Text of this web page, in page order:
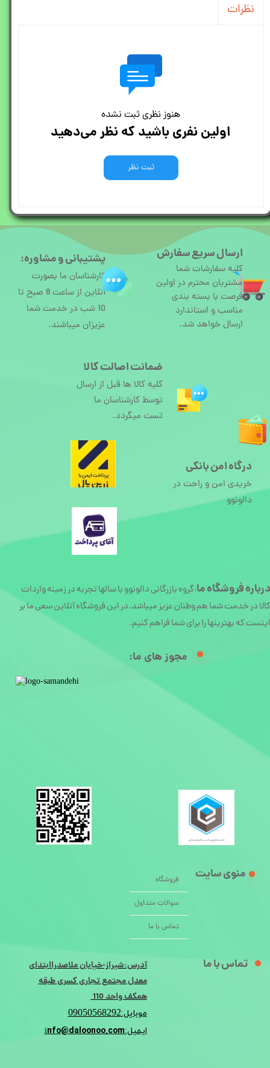
نظرات
هنوز نظری ثبت نشده
اولین نفری باشید که نظر می‌دهید
ثبت نظر
ارسال سریع سفارش
کلیه سفارشات شما
مشتریان محترم در اولین
فرصت با بسته بندی
مناسب و استاندارد
ارسال خواهد شد.
دربارهفروشگاه ما:گروه بازرگانی دالونوو با سالها تجربه در زمینه واردات
کالا در خدمت شما هم وطنان عزیز میباشد.در این فروشگاه آنلاین سعی ما بر
اینست که بهترینها را برای شما فراهم کنیم.
فروشگاه
سوالات متداول
تماس با ما
منوی سایت
تماس با ما
آدرس:شیراز-خیابان ملاصدراابتدای
معدل مجتمع تجاری کسری طبقه
همکف واحد 110
موبایل:09050568292
ایمیل:info@daloonoo.com
درگاه امن بانکی
خریدی امن و راحت در
دالونوو
پشتیبانی و مشاوره:
کارشناسان ما بصورت
آنلاین از ساعت 8 صبح تا
10 شب در خدمت شما
عزیزان میباشند.
ضمانت اصالت کالا
کلیه کالا ها قبل از ارسال
توسط کارشناسان ما
تست میگردد.
مجوز های ما:​